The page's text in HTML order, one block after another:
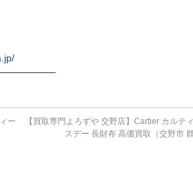
ー
【買取専門よろずや 交野店】Cartier カルテ
スデー 長財布 高価買取（交野市